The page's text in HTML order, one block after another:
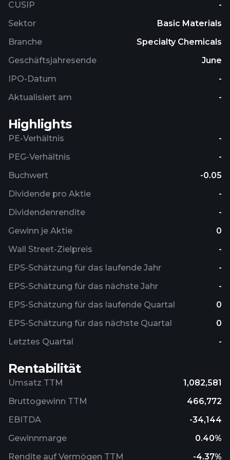
1987 and is headquartered in Vancouver, Canada.
CUSIP
-
Sektor
Basic Materials
Branche
Specialty Chemicals
Geschäftsjahresende
June
IPO-Datum
-
Aktualisiert am
-
Highlights
PE-Verhältnis
-
PEG-Verhältnis
-
Buchwert
-0.05
Dividende pro Aktie
-
Dividendenrendite
-
Gewinn je Aktie
0
Wall Street-Zielpreis
-
EPS-Schätzung für das laufende Jahr
-
EPS-Schätzung für das nächste Jahr
-
EPS-Schätzung für das laufende Quartal
0
EPS-Schätzung für das nächste Quartal
0
Letztes Quartal
-
Rentabilität
Umsatz TTM
1,082,581
Bruttogewinn TTM
466,772
EBITDA
-34,144
Gewinnmarge
0.40%
Rendite auf Vermögen TTM
-4.37%